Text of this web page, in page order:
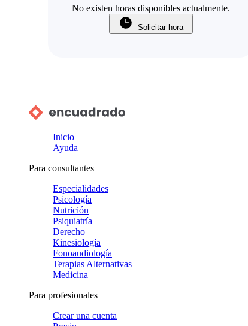
No existen horas disponibles actualmente.
Solicitar hora
Inicio
Ayuda
Para consultantes
Especialidades
Psicología
Nutrición
Psiquiatría
Derecho
Kinesiología
Fonoaudiología
Terapias Alternativas
Medicina
Para profesionales
Crear una cuenta